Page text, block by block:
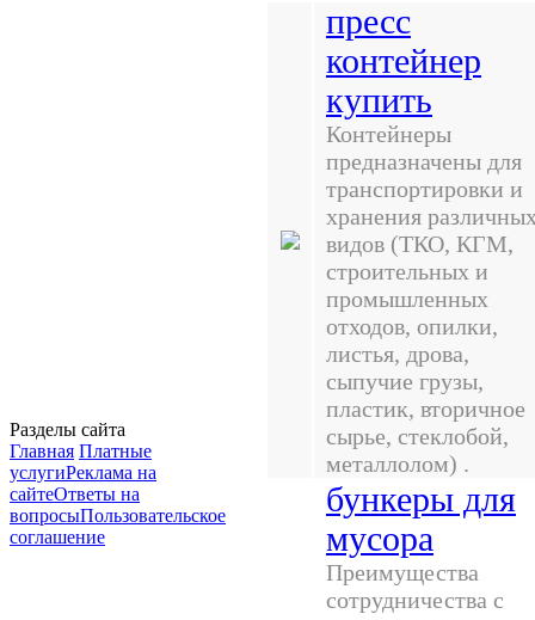
Разделы сайта
Главная Платные
услугиРеклама на
сайтеОтветы на
вопросыПользовательское
соглашение
пресс
контейнер
купить
Контейнеры
предназначены для
транспортировки и
хранения
видов (ТКО, КГМ,
строительных и
промышленных
отходов, опилки,
листья, дрова,
сыпучие грузы,
пластик, вторичное
сырье, стеклобой,
металлолом) .
бункеры для
мусора
Преимущества
сотрудничества с